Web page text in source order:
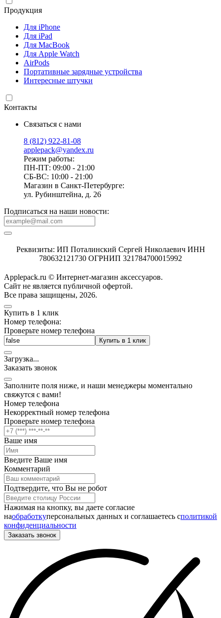
Продукция
Для iPhone
Для iPad
Для MacBook
Для Apple Watch
AirPods
Портативные зарядные устройства
Интересные штучки
Контакты
Связаться с нами
8 (812) 922-81-08
applepack@yandex.ru
Режим работы:
ПН-ПТ: 09:00 - 21:00
СБ-ВС: 10:00 - 21:00
Магазин в Санкт-Петербурге:
ул. Рубинштейна, д. 26
Подписаться на наши новости:
Реквизиты: ИП Поталинский Сергей Николаевич ИНН
780632121730 ОГРНИП 321784700015992
Applepack.ru © Интернет-магазин аксессуаров.
Cайт не является публичной офертой.
Все права защищены, 2026.
Купить в 1 клик
Номер телефона:
Проверьте номер телефона
Купить в 1 клик
Загрузка...
Заказать звонок
Заполните поля ниже, и наши менеджеры моментально
свяжутся с вами!
Номер телефона
Некорректный номер телефона
Проверьте номер телефона
Ваше имя
Введите Ваше имя
Комментарий
Подтвердите, что Вы не робот
Нажимая на кнопку, вы даете согласие
наобработкуперсональных данных и соглашаетесь cполитикой
конфиденциальности
Заказать звонок